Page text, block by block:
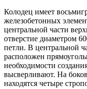
Колодец имеет
железобетонных
центральной части
отверстие диаметром
петли. В центральной
расположен
необходимости
высверливают. На
находятся четыре